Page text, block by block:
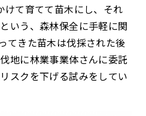
けて育てて苗木にし、それ
いう、森林保全に手軽に関
てきた苗木は伐採された後
地に林業事業体さんに委託
スクを下げる試みをしてい